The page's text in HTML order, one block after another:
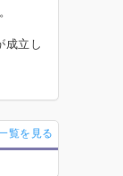
成立し
覧を見る